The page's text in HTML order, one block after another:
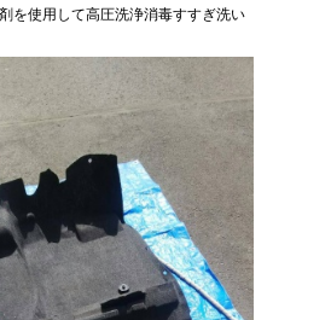
を使用して高圧洗浄消毒すすぎ洗い